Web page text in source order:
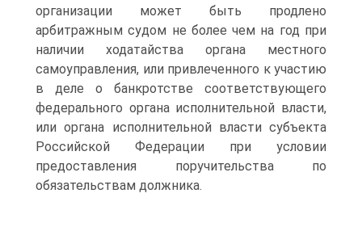
организации может быть продлено
арбитражным судом не более чем на год при
наличии ходатайства органа местного
самоуправления, или привлеченного к участию
в деле о банкротстве соответствующего
федерального органа исполнительной власти,
или органа исполнительной власти субъекта
Российской Федерации при условии
предоставления поручительства по
обязательствам должника.